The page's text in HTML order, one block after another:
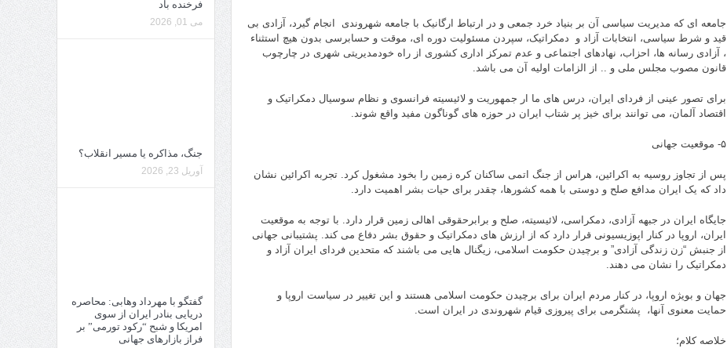
جامعه ای که مدیریت سیاسی آن بر بنیاد خرد جمعی و در ارتباط ارگانیک با جامعه شهروندی انجام گیرد، آزادی بی
قید و شرط سیاسی، انتخابات آزاد و دمکراتیک، سپردن مسئولیت دوره ای، موقت و حسابرسی بدون هیچ استثناء
، آزادی رسانه ها، احزاب، نهادهای اجتماعی و عدم تمرکز اداری کشوری از راه خودمدیریتی شهری در چارچوب
قانون مصوب مجلس ملی و .. از الزامات اولیه آن می باشد.
برای تصور عینی از فردای ایران، درس های ما ار جمهوریت و لائیسیته فرانسوی و نظام سوسیال دمکراتیک و
اقتصاد آلمان، می توانند برای خیز پر شتاب ایران در حوزه های گوناگون مفید واقع شوند.
۵- موقعیت جهانی
پس از تجاوز روسیه به اکرائین، هراس از جنگ اتمی ساکنان کره زمین را بخود مشغول کرد. تجربه اکرائین نشان
داد که یک ایران مدافع صلح و دوستی با همه کشورها، چقدر برای حیات بشر اهمیت دارد.
جایگاه ایران در جبهه آزادی، دمکراسی، لائیسیته، صلح و برابرحقوقی اهالی زمین قرار دارد. با توجه به موقعیت
ایران، اروپا در کنار اپوزیسیونی قرار دارد که از ارزش های دمکراتیک و حقوق بشر دفاع می کند. پشتیبانی جهانی
از جنبش “زن زندگی آزادی” و برچیدن حکومت اسلامی، زیگنال هایی می باشند که متحدین فردای ایران آزاد و
دمکراتیک را نشان می دهند.
جهان و بویژه اروپا، در کنار مردم ایران برای برچیدن حکومت اسلامی هستند و این تغییر در سیاست اروپا و
حمایت معنوی آنها، پشتگرمی برای پیروزی قیام شهروندی در ایران است.
خلاصه کلام؛
فرخنده باد
می 01, 2026
جنگ، مذاکره یا مسیر انقلاب؟
آوریل 23, 2026
گفتگو با مهرداد وهابی: محاصره
دریایی بنادر ایران از سوی
امریکا و شبح “رکود تورمی” بر
فراز بازارهای جهانی